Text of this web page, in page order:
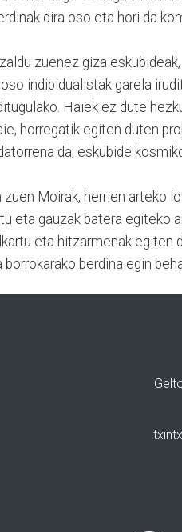
dira oso eta hori da
zuenez giza
indibidualistak garela
Haiek ez dute
horregatik egiten duten
da, eskubide
Moirak, herrien arteko
eta gauzak batera egiteko
eta hitzarmenak egiten
berdina egin